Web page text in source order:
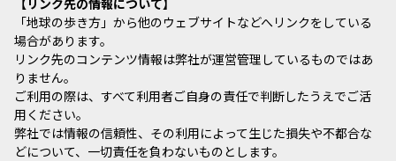
「地球の歩き方」から他のウェブサイトなどへリンクをしている
場合があります。
リンク先のコンテンツ情報は弊社が運営管理しているものではあ
りません。
ご利用の際は、すべて利用者ご自身の責任で判断したうえでご活
用ください。
弊社では情報の信頼性、その利用によって生じた損失や不都合な
どについて、一切責任を負わないものとします。